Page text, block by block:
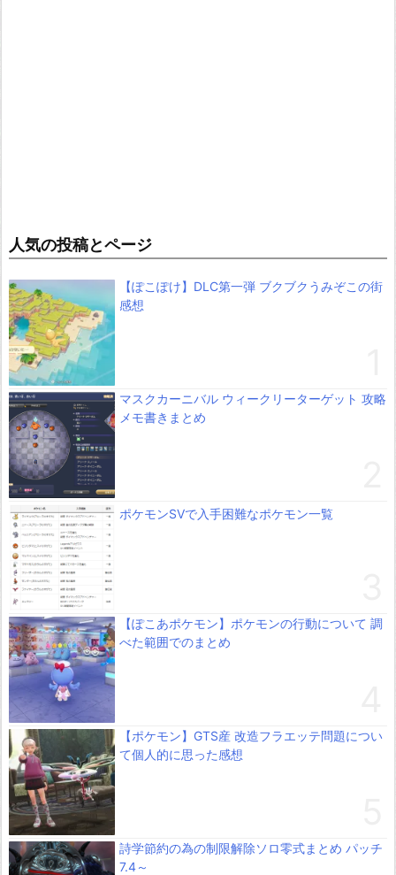
人気の投稿とページ
【ぽこぽけ】DLC第一弾 ブクブクうみぞこの街
感想
マスクカーニバル ウィークリーターゲット 攻略
メモ書きまとめ
ポケモンSVで入手困難なポケモン一覧
【ぽこあポケモン】ポケモンの行動について 調
べた範囲でのまとめ
【ポケモン】GTS産 改造フラエッテ問題につい
て個人的に思った感想
詩学節約の為の制限解除ソロ零式まとめ パッチ
7.4～